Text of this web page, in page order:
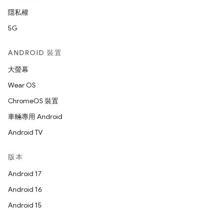
隱私權
5G
ANDROID 裝置
大螢幕
Wear OS
ChromeOS 裝置
車輛專用 Android
Android TV
版本
Android 17
Android 16
Android 15